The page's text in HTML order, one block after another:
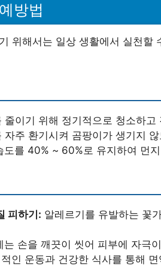
방법
위해서는 일상 생활에서 실천할
줄이기 위해 정기적으로 청소하고
자주 환기시켜 곰팡이가 생기지
도를 40% ~ 60%로 유지하여 먼
피하기: 알레르기를 유발하는 꽃
는 손을 깨끗이 씻어 피부에 자극
인 운동과 건강한 식사를 통해